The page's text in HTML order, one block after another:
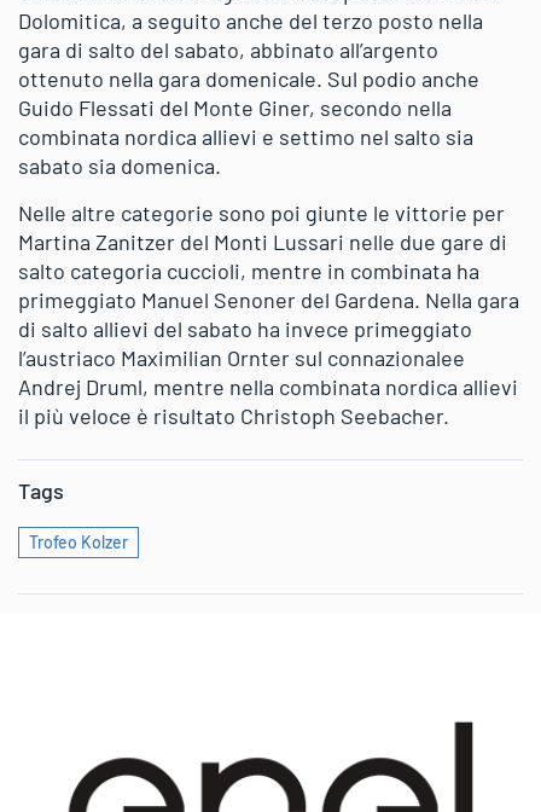
Dolomitica, a seguito anche del terzo posto nella
gara di salto del sabato, abbinato all’argento
ottenuto nella gara domenicale. Sul podio anche
Guido Flessati del Monte Giner, secondo nella
combinata nordica allievi e settimo nel salto sia
sabato sia domenica.
Nelle altre categorie sono poi giunte le vittorie per
Martina Zanitzer del Monti Lussari nelle due gare di
salto categoria cuccioli, mentre in combinata ha
primeggiato Manuel Senoner del Gardena. Nella gara
di salto allievi del sabato ha invece primeggiato
l’austriaco Maximilian Ornter sul connazionalee
Andrej Druml, mentre nella combinata nordica allievi
il più veloce è risultato Christoph Seebacher.
Tags
Trofeo Kolzer